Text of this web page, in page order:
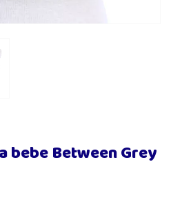
bebe Between Grey